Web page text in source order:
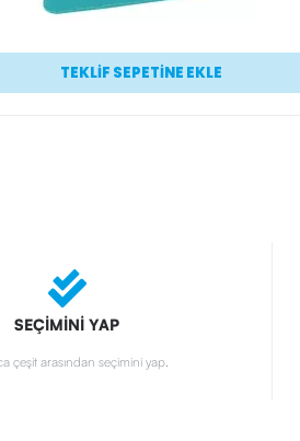
TEKLİF SEPETİNE EKLE
SEÇİMİNİ YAP
çeşit arasından seçimini yap.